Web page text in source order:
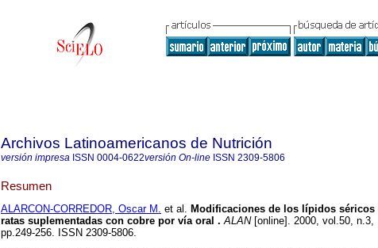
Archivos Latinoamericanos de Nutrición
versión impresa ISSN 0004-0622versión On-line ISSN 2309-5806
Resumen
ALARCON-CORREDOR, Oscar M. et al. Modificaciones de los lípidos séricos
ratas suplementadas con cobre por vía oral . ALAN[online]. 2000, vol.50, n.3,
pp.249-256. ISSN 2309-5806.